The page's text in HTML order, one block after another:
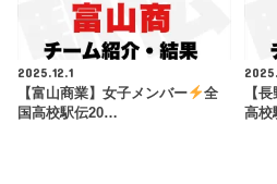
2025.12.1
【富山商業】女子メンバー
全
国高校駅伝20…
【
高校